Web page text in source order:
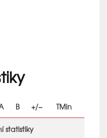
B +/− TMin
statistiky